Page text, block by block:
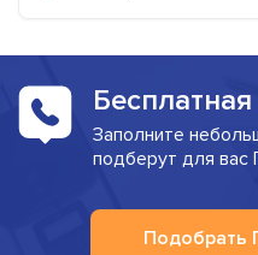
Заполните
подберут для вас
Подобрать